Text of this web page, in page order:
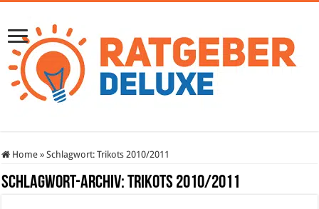
Home » Schlagwort:Trikots 2010/2011
Schlagwort-Archiv:Trikots 2010/2011